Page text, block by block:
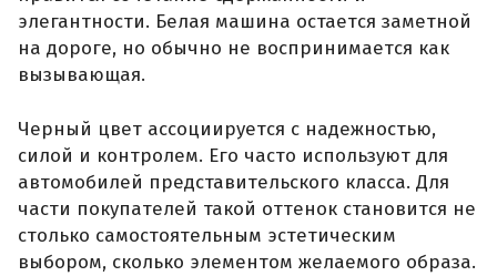
элегантности. Белая машина остается заметной
на дороге, но обычно не воспринимается как
вызывающая.
Черный цвет ассоциируется с надежностью,
силой и контролем. Его часто используют для
автомобилей представительского класса. Для
части покупателей такой оттенок становится не
столько самостоятельным эстетическим
выбором, сколько элементом желаемого образа.